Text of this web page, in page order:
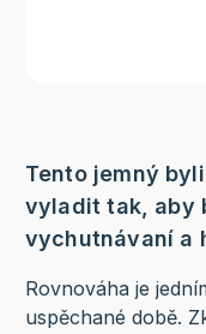
Tento jemný
vyladit tak, aby
vychutnávaní a
Rovnováha je
uspěchané době.